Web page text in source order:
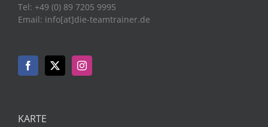
Tel: +49 (0) 89 7205 9995
Email: info[at]die-teamtrainer.de
KARTE